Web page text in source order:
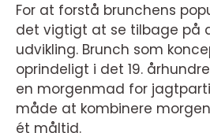
For at forstå brunchens
det vigtigt at se tilbage på
udvikling. Brunch som
oprindeligt i det 19.
en morgenmad for
måde at kombinere
ét måltid.